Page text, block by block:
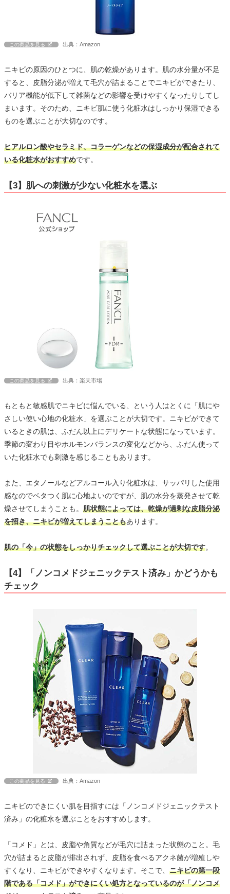
この商品を見る 出典：Amazon
ニキビの原因のひとつに、肌の乾燥があります。肌の水分量が不足
すると、皮脂分泌が増えて毛穴が詰まることでニキビができたり、
バリア機能が低下して雑菌などの影響を受けやすくなったりしてし
まいます。そのため、ニキビ肌に使う化粧水はしっかり保湿できる
ものを選ぶことが大切なのです。
ヒアルロン酸やセラミド、コラーゲンなどの保湿成分が配合されて
いる化粧水がおすすめです。
【3】肌への刺激が少ない化粧水を選ぶ
この商品を見る 出典：楽天市場
もともと敏感肌でニキビに悩んでいる、という人はとくに「肌にや
さしい使い心地の化粧水」を選ぶことが大切です。ニキビができて
いるときの肌は、ふだん以上にデリケートな状態になっています。
季節の変わり目やホルモンバランスの変化などから、ふだん使って
いた化粧水でも刺激を感じることもあります。
また、エタノールなどアルコール入り化粧水は、サッパリした使用
感なのでベタつく肌に心地よいのですが、肌の水分を蒸発させて乾
燥させてしまうことも。 肌状態によっては、乾燥が過剰な皮脂分泌
を招き、ニキビが増えてしまうこともあります。
肌の「今」の状態をしっかりチェックして選ぶことが大切です。
【4】「ノンコメドジェニックテスト済み」かどうかも
チェック
この商品を見る 出典：Amazon
ニキビのできにくい肌を目指すには「ノンコメドジェニックテスト
済み」の化粧水を選ぶことをおすすめします。
「コメド」とは、皮脂や角質などが毛穴に詰まった状態のこと。毛
穴が詰まると皮脂が排出されず、皮脂を食べるアクネ菌が増殖しや
すくなり、ニキビができやすくなります。そこで、 ニキビの第一段
階である「コメド」ができにくい処方となっているのが「ノンコメ